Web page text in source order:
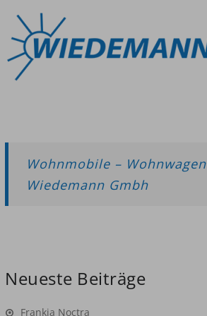
Wohnmobile – Wohnwagen
Wiedemann Gmbh
Neueste Beiträge
Frankia Noctra